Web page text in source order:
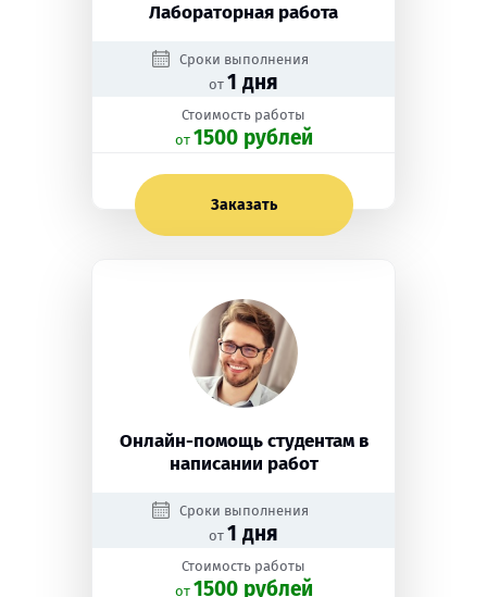
Лабораторная работа
Сроки выполнения
от 1 дня
Стоимость работы
oт 1500 рублей
Заказать
Онлайн-помощь студентам в
написании работ
Сроки выполнения
от 1 дня
Стоимость работы
oт 1500 рублей